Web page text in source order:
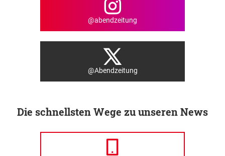
@abendzeitung
@Abendzeitung
Die schnellsten Wege zu unseren News